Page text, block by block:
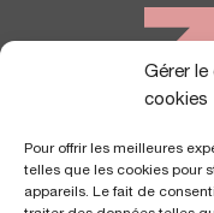
Gérer
cookies
Pour offrir les meilleures
telles que les cookies pour
appareils. Le fait de